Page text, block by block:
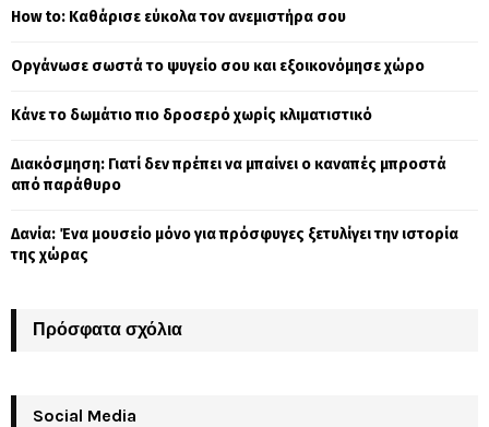
o
:
How to: Καθάρισε εύκολα τον ανεμιστήρα σου
Οργάνωσε σωστά το ψυγείο σου και εξοικονόμησε χώρο
Κάνε το δωμάτιο πιο δροσερό χωρίς κλιματιστικό
Διακόσμηση: Γιατί δεν πρέπει να μπαίνει ο καναπές μπροστά
από παράθυρο
Δανία: Ένα μουσείο μόνο για πρόσφυγες ξετυλίγει την ιστορία
της χώρας
Πρόσφατα σχόλια
Social Media